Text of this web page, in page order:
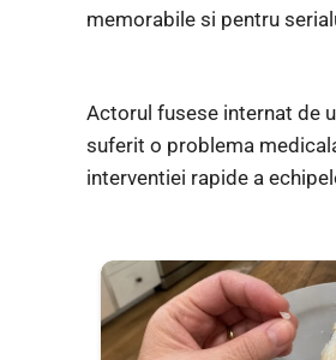
memorabile si pentru
Actorul fusese internat de
suferit o problema
interventiei rapide a